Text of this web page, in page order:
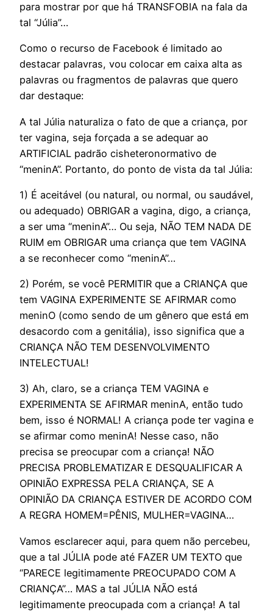
para mostrar por que há TRANSFOBIA na fala da
tal “Júlia”…
Como o recurso de Facebook é limitado ao
destacar palavras, vou colocar em caixa alta as
palavras ou fragmentos de palavras que quero
dar destaque:
A tal Júlia naturaliza o fato de que a criança, por
ter vagina, seja forçada a se adequar ao
ARTIFICIAL padrão cisheteronormativo de
“meninA”. Portanto, do ponto de vista da tal Júlia:
1) É aceitável (ou natural, ou normal, ou saudável,
ou adequado) OBRIGAR a vagina, digo, a criança,
a ser uma “meninA”… Ou seja, NÃO TEM NADA DE
RUIM em OBRIGAR uma criança que tem VAGINA
a se reconhecer como “meninA”…
2) Porém, se você PERMITIR que a CRIANÇA que
tem VAGINA EXPERIMENTE SE AFIRMAR como
meninO (como sendo de um gênero que está em
desacordo com a genitália), isso significa que a
CRIANÇA NÃO TEM DESENVOLVIMENTO
INTELECTUAL!
3) Ah, claro, se a criança TEM VAGINA e
EXPERIMENTA SE AFIRMAR meninA, então tudo
bem, isso é NORMAL! A criança pode ter vagina e
se afirmar como meninA! Nesse caso, não
precisa se preocupar com a criança! NÃO
PRECISA PROBLEMATIZAR E DESQUALIFICAR A
OPINIÃO EXPRESSA PELA CRIANÇA, SE A
OPINIÃO DA CRIANÇA ESTIVER DE ACORDO COM
A REGRA HOMEM=PÊNIS, MULHER=VAGINA…
Vamos esclarecer aqui, para quem não percebeu,
que a tal JÚLIA pode até FAZER UM TEXTO que
“PARECE legitimamente PREOCUPADO COM A
CRIANÇA”… MAS a tal JÚLIA NÃO está
legitimamente preocupada com a criança! A tal